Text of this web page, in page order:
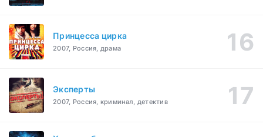
Принцесса цирка
2007, Россия, драма
Эксперты
2007, Россия, криминал, детектив